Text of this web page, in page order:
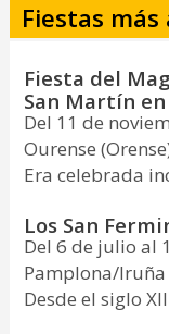
Fiestas
Fiesta del
San Martín
Del 11 de
Ourense
Era celebrada
Los San
Del 6 de julio al
Pamplona/Iruña
Desde el siglo XII